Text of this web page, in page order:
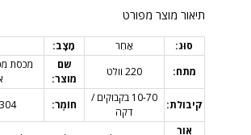
תיאור מוצר מפורט
סוּג: אַחֵר מַצָב:
מתח:
220 וולט
שם
מוצר:
מכסת
קיבולת:
10-70 בקבוקים /
דקה
חוֹמֶר:
304 נירוסטה
אור